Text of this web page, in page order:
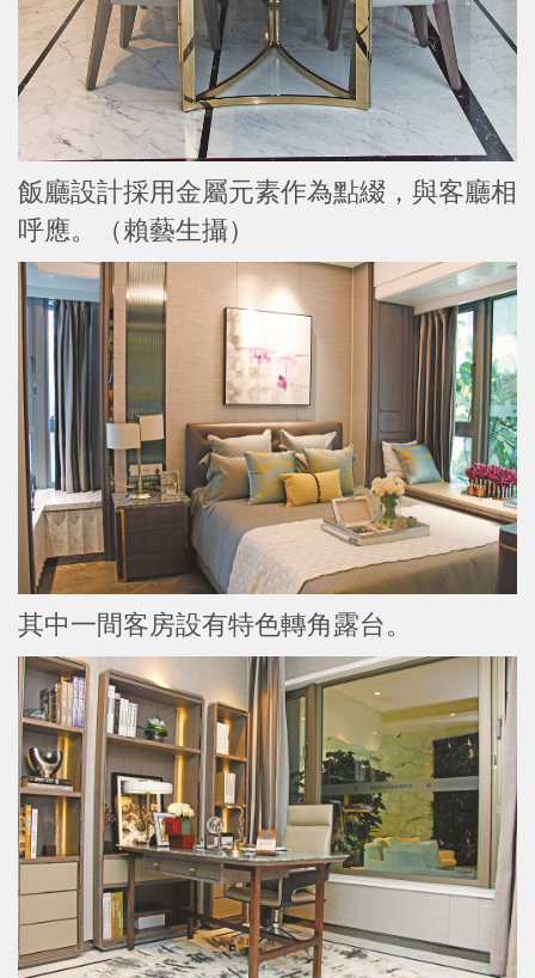
飯廳設計採用金屬元素作為點綴，與客廳相
呼應。（賴藝生攝）
其中一間客房設有特色轉角露台。